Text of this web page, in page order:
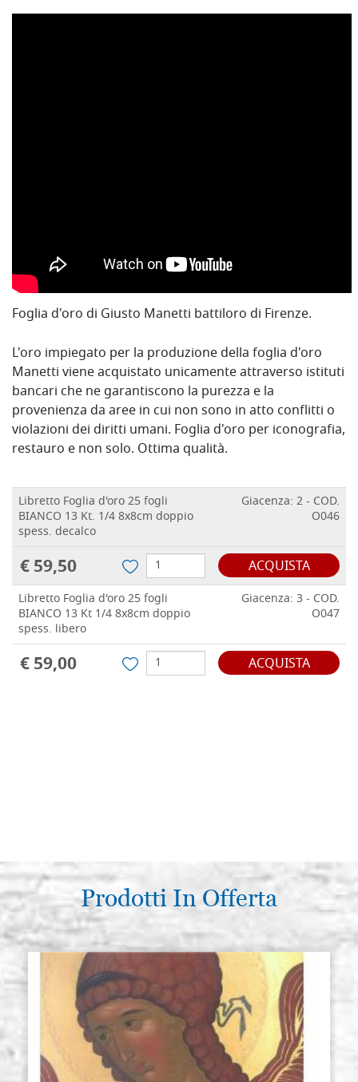
Foglia d'oro di Giusto Manetti battiloro di Firenze.
L'oro impiegato per la produzione della foglia d'oro
Manetti viene acquistato unicamente attraverso istituti
bancari che ne garantiscono la purezza e la
provenienza da aree in cui non sono in atto conflitti o
violazioni dei diritti umani. Foglia d'oro per iconografia,
restauro e non solo. Ottima qualità.
Libretto Foglia d'oro 25 fogli
BIANCO 13 Kt. 1/4 8x8cm doppio
spess. decalco
Giacenza: 2 - COD.
O046
€ 59,50 ACQUISTA
Libretto Foglia d'oro 25 fogli
BIANCO 13 Kt 1/4 8x8cm doppio
spess. libero
Giacenza: 3 - COD.
O047
€ 59,00 ACQUISTA
Prodotti In Offerta